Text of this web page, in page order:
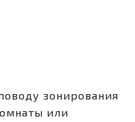
зонирования
или